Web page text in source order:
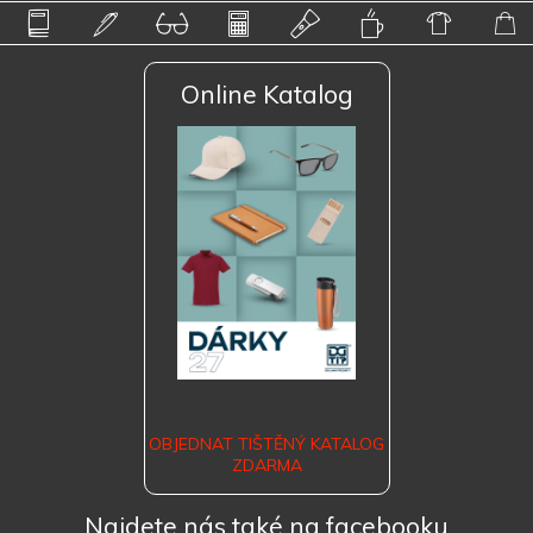
Online Katalog
OBJEDNAT TIŠTĚNÝ KATALOG
ZDARMA
Najdete nás také na facebooku